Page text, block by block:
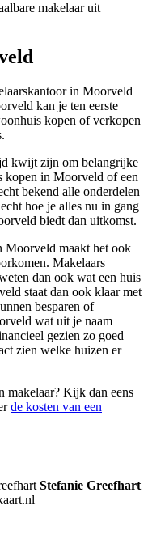
makelaar uit
in Moorveld
kan je ten eerste
kopen of verkopen
kwijt zijn om belangrijke
kopen in Moorveld of een
bekend alle onderdelen
hoe je alles nu in gang
biedt dan uitkomst.
Moorveld maakt het ook
Makelaars
dan ook wat een huis
staat dan ook klaar met
besparen of
wat uit je naam
gezien zo goed
zien welke huizen er
makelaar? Kijk dan eens
de kosten van een
Stefanie Greefhart